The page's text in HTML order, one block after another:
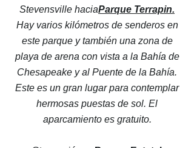
Stevensville haciaParque Terrapin.
Hay varios kilómetros de senderos en
este parque y también una zona de
playa de arena con vista a la Bahía de
Chesapeake y al Puente de la Bahía.
Este es un gran lugar para contemplar
hermosas puestas de sol. El
aparcamiento es gratuito.